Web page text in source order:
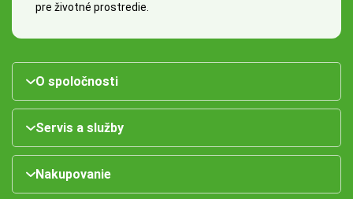
pre životné prostredie.
O spoločnosti
Servis a služby
Nakupovanie